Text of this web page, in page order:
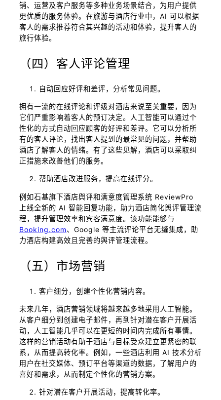
销、运营及客户服务等多种业务场景结合，为用户提供
更优质的服务体验。在旅游与酒店行业中，AI 可以根据
客人的需求推荐符合其兴趣的活动和体验，提升客人的
旅行体验。
（四）客人评论管理
自动回应好评和差评，分析常见问题。
拥有一流的在线评论和评级对酒店来说至关重要，因为
它们严重影响着客人的预订决定。人工智能可以通过个
性化的方式自动回应顾客的好评和差评。它可以分析所
有的客人评论，找出客人提到的最常见的问题，并帮助
酒店了解客人的情绪。有了这些见解，酒店可以采取纠
正措施来改善他们的服务。
帮助酒店改进服务，提高在线评分。
例如石基旗下酒店舆评和满意度管理系统 ReviewPro
上线全新的 AI 智能回复功能，助力酒店简化舆评管理流
程，提升管理效率和宾客满意度。该功能能够与
Booking.com、Google 等主流评论平台无缝集成，助
力酒店构建高效且完善的舆评管理流程。
（五）市场营销
客户细分，创建个性化营销内容。
未来几年，酒店营销领域将越来越多地采用人工智能。
从客户细分到创建电子邮件，再到针对潜在客户开展活
动，人工智能几乎可以在更短的时间内完成所有事情。
这样的营销活动有助于酒店与目标受众建立更紧密的联
系，从而提高转化率。例如，一些酒店利用 AI 技术分析
用户在社交媒体、预订平台等渠道的数据，了解用户的
喜好和需求，从而制定个性化的营销方案。
针对潜在客户开展活动，提高转化率。